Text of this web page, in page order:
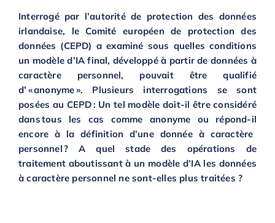
Interrogépar l’autoritéde protection des données
irlandaise, le Comité européen de protection des
données (CEPD) aexaminé sous quellesconditions
un modèle d’IAfinal, développéà partir de données à
caractère personnel, pouvait être qualifié
d’ «anonyme ».
Plusieurs interrogations se sont
posées au CEPD : Un tel modèle doit-il être considéré
dans tous les cas comme anonyme ou répond-il
encore à la définition d’une donnéeà caractère
personnel ?
Aquel stade des opérations de
traitement aboutissant à un modèle d’IA les données
à caractère personnel ne sont-elles plus traitées ?